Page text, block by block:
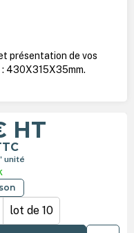
présentation de vos
430X315X35mm.
HT
unité
lot de 10